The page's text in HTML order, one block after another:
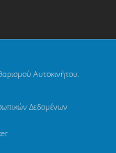
Αυτοκινήτου.
Δεδομένων